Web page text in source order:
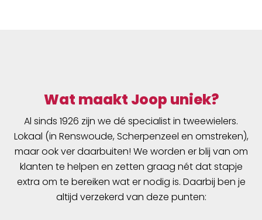
Wat maakt Joop uniek?
Al sinds 1926 zijn we dé specialist in tweewielers.
Lokaal (in Renswoude, Scherpenzeel en omstreken),
maar ook ver daarbuiten! We worden er blij van om
klanten te helpen en zetten graag nét dat stapje
extra om te bereiken wat er nodig is. Daarbij ben je
altijd verzekerd van deze punten: